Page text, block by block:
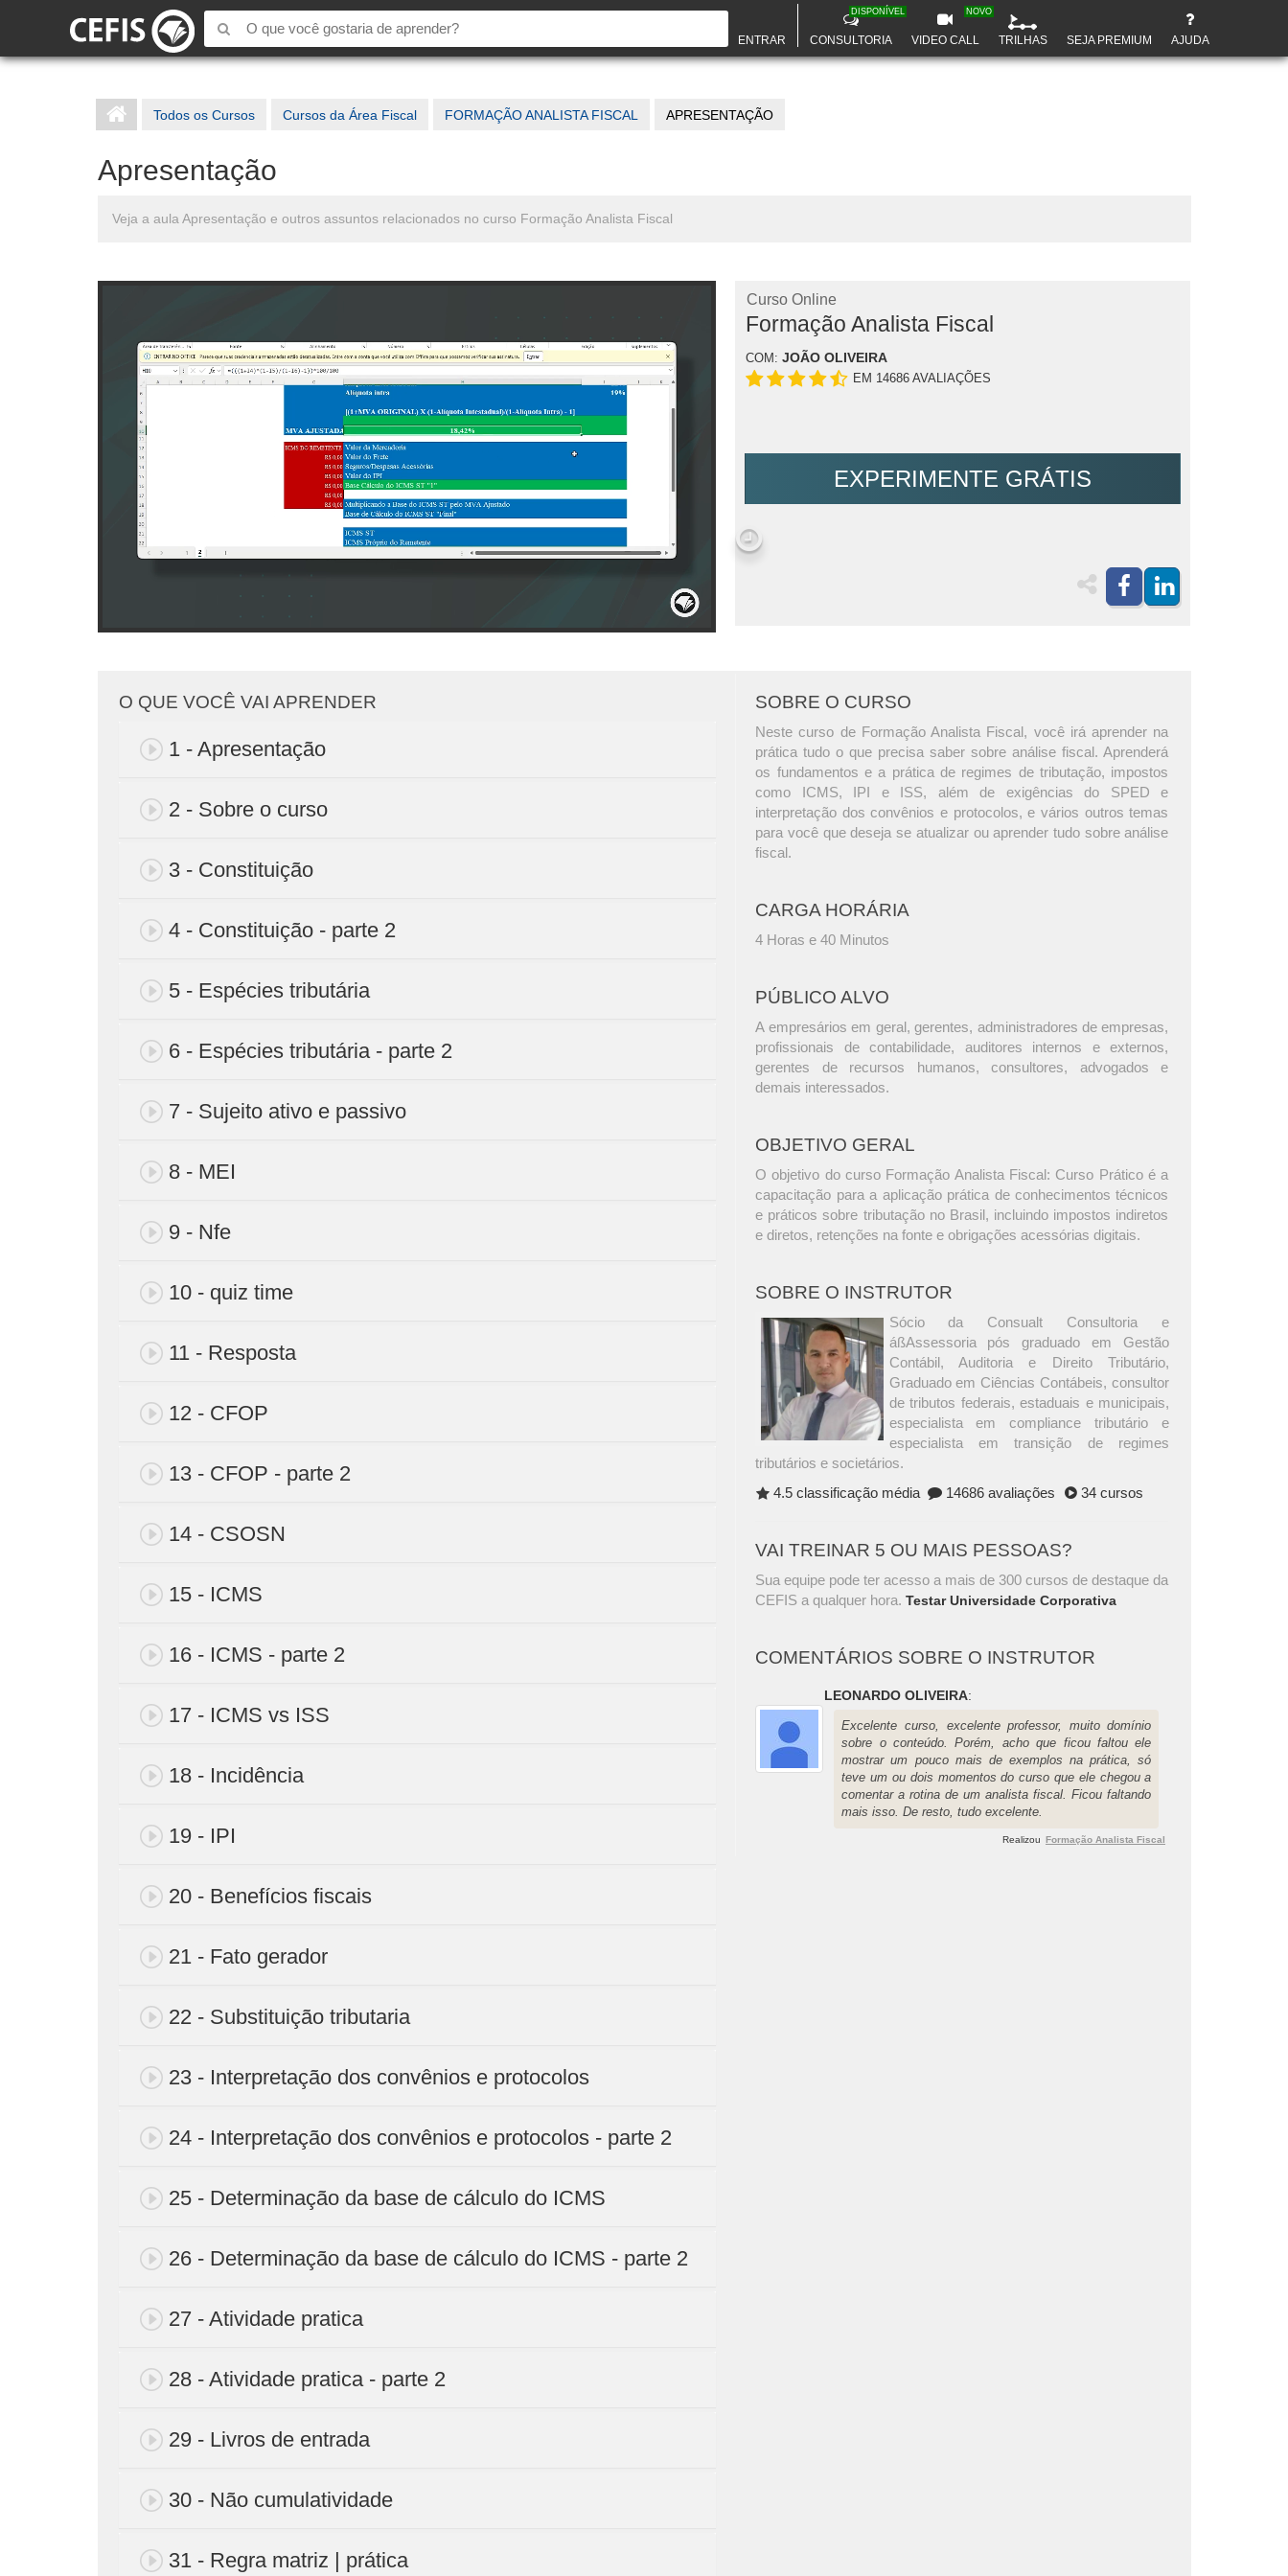
ENTRAR CONSULTORIA
DISPONÍVEL
VIDEO CALL
NOVO
TRILHAS SEJA PREMIUM AJUDA
Todos os Cursos Cursos da Área Fiscal FORMAÇÃO ANALISTA FISCAL APRESENTAÇÃO
Apresentação
Veja a aula Apresentação e outros assuntos relacionados no curso Formação Analista Fiscal
Curso Online
Formação Analista Fiscal
COM: JOÃO OLIVEIRA
EM 14686 AVALIAÇÕES
EXPERIMENTE GRÁTIS
O QUE VOCÊ VAI APRENDER
1 - Apresentação
2 - Sobre o curso
3 - Constituição
4 - Constituição - parte 2
5 - Espécies tributária
6 - Espécies tributária - parte 2
7 - Sujeito ativo e passivo
8 - MEI
9 - Nfe
10 - quiz time
11 - Resposta
12 - CFOP
13 - CFOP - parte 2
14 - CSOSN
15 - ICMS
16 - ICMS - parte 2
17 - ICMS vs ISS
18 - Incidência
19 - IPI
20 - Benefícios fiscais
21 - Fato gerador
22 - Substituição tributaria
23 - Interpretação dos convênios e protocolos
24 - Interpretação dos convênios e protocolos - parte 2
25 - Determinação da base de cálculo do ICMS
26 - Determinação da base de cálculo do ICMS - parte 2
27 - Atividade pratica
28 - Atividade pratica - parte 2
29 - Livros de entrada
30 - Não cumulatividade
31 - Regra matriz | prática
SOBRE O CURSO
Neste curso de Formação Analista Fiscal, você irá aprender na
prática tudo o que precisa saber sobre análise fiscal. Aprenderá
os fundamentos e a prática de regimes de tributação, impostos
como ICMS, IPI e ISS, além de exigências do SPED e
interpretação dos convênios e protocolos, e vários outros temas
para você que deseja se atualizar ou aprender tudo sobre análise
fiscal.
CARGA HORÁRIA
4 Horas e 40 Minutos
PÚBLICO ALVO
A empresários em geral, gerentes, administradores de empresas,
profissionais de contabilidade, auditores internos e externos,
gerentes de recursos humanos, consultores, advogados e
demais interessados.
OBJETIVO GERAL
O objetivo do curso Formação Analista Fiscal: Curso Prático é a
capacitação para a aplicação prática de conhecimentos técnicos
e práticos sobre tributação no Brasil, incluindo impostos indiretos
e diretos, retenções na fonte e obrigações acessórias digitais.
SOBRE O INSTRUTOR
Sócio da Consualt Consultoria e
áßAssessoria pós graduado em Gestão
Contábil, Auditoria e Direito Tributário,
Graduado em Ciências Contábeis, consultor
de tributos federais, estaduais e municipais,
especialista em compliance tributário e
especialista em transição de regimes
tributários e societários.
4.5 classificação média
14686 avaliações 34 cursos
VAI TREINAR 5 OU MAIS PESSOAS?
Sua equipe pode ter acesso a mais de 300 cursos de destaque da
CEFIS a qualquer hora.Testar Universidade Corporativa
COMENTÁRIOS SOBRE O INSTRUTOR
LEONARDO OLIVEIRA:
Excelente curso, excelente professor, muito domínio
sobre o conteúdo. Porém, acho que ficou faltou ele
mostrar um pouco mais de exemplos na prática, só
teve um ou dois momentos do curso que ele chegou a
comentar a rotina de um analista fiscal. Ficou faltando
mais isso. De resto, tudo excelente.
Realizou Formação Analista Fiscal